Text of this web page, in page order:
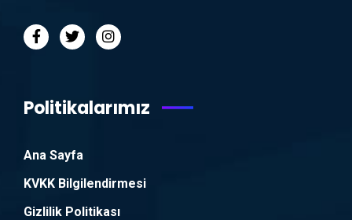
Politikalarımız
Ana Sayfa
KVKK Bilgilendirmesi
Gizlilik Politikası